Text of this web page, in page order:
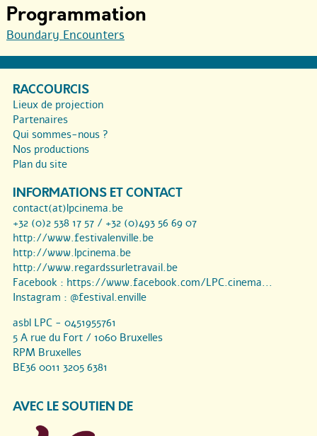
Programmation
Boundary Encounters
RACCOURCIS
Lieux de projection
Partenaires
Qui sommes-nous ?
Nos productions
Plan du site
INFORMATIONS ET CONTACT
contact(at)lpcinema.be
+32 (0)2 538 17 57 / +32 (0)493 56 69 07
http://www.festivalenville.be
http://www.lpcinema.be
http://www.regardssurletravail.be
Facebook : https://www.facebook.com/LPC.cinema...
Instagram : @festival.enville
asbl LPC - 0451955761
5 A rue du Fort / 1060 Bruxelles
RPM Bruxelles
BE36 0011 3205 6381
AVEC LE SOUTIEN DE